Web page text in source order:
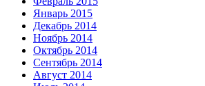
Январь 2015
Декабрь 2014
Ноябрь 2014
Октябрь 2014
Сентябрь 2014
Август 2014